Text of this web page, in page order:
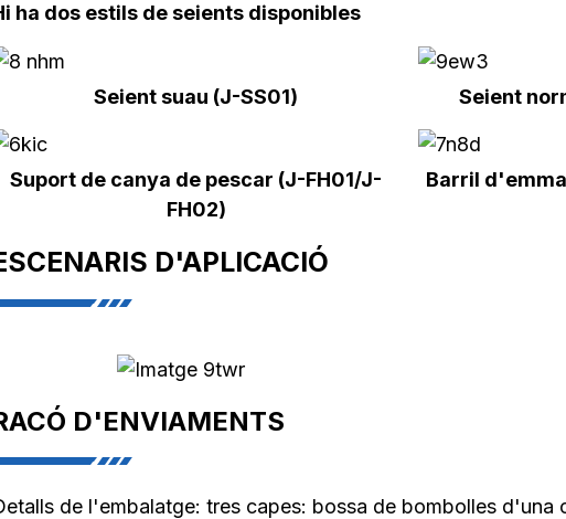
ha dos estils de seients disponibles
Seient suau (J-SS01) Seient
Suport de canya de pescar (J-FH01/J-
FH02)
Barril
D'APLICACIÓ
D'ENVIAMENTS
de l'embalatge: tres capes: bossa de bombolles d'una